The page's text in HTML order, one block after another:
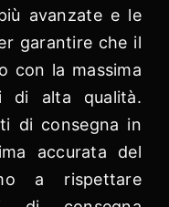
avanzate e le
garantire che il
con la massima
di alta qualità.
di consegna in
accurata del
a rispettare